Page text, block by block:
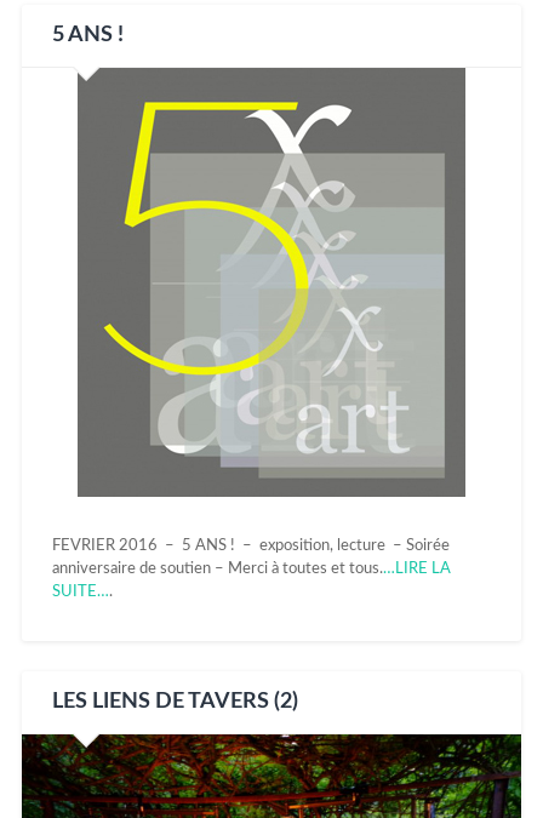
5 ANS !
FEVRIER 2016 – 5 ANS ! – exposition, lecture – Soirée
anniversaire de soutien – Merci à toutes et tous.…LIRE LA
SUITE….
LES LIENS DE TAVERS (2)